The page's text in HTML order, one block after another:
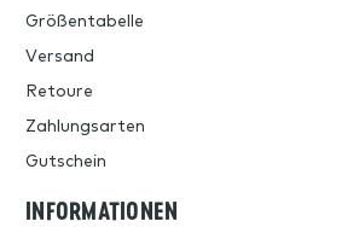
Größentabelle
Versand
Retoure
Zahlungsarten
Gutschein
INFORMATIONEN